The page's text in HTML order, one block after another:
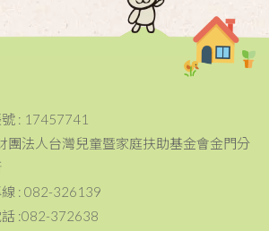
: 17457741
團法人台灣兒童暨家庭扶助基金會金門分
: 082-326139
:082-372638